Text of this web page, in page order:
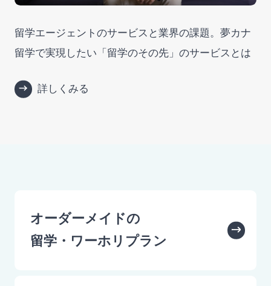
留学エージェントのサービスと業界の課題。夢カナ
留学で実現したい「留学のその先」のサービスとは
詳しくみる
オーダーメイドの
留学・ワーホリプラン